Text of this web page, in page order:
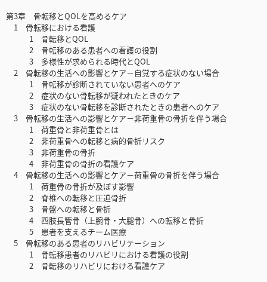
第3章 骨転移とQOLを高めるケア
1 骨転移における看護
1 骨転移とQOL
2 骨転移のある患者への看護の役割
3 多様性が求められる時代とQOL
2 骨転移の生活への影響とケア－自覚する症状のない場合
1 骨転移が診断されていない患者へのケア
2 症状のない骨転移が疑われたときのケア
3 症状のない骨転移を診断されたときの患者へのケア
3 骨転移の生活への影響とケア－非荷重骨の骨折を伴う場合
1 荷重骨と非荷重骨とは
2 非荷重骨への転移と病的骨折リスク
3 非荷重骨の骨折
4 非荷重骨の骨折の看護ケア
4 骨転移の生活への影響とケア－荷重骨の骨折を伴う場合
1 荷重骨の骨折が及ぼす影響
2 脊椎への転移と圧迫骨折
3 骨盤への転移と骨折
4 四肢長管骨（上腕骨・大腿骨）への転移と骨折
5 患者を支えるチーム医療
5 骨転移のある患者のリハビリテーション
1 骨転移患者のリハビリにおける看護の役割
2 骨転移のリハビリにおける看護ケア